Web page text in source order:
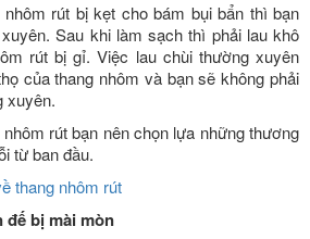
rút bị kẹt cho bám bụi bẩn thì bạn
Sau khi làm sạch thì phải lau khô
rút bị gỉ. Việc lau chùi thường xuyên
của thang nhôm và bạn sẽ không phải
xuyên.
rút bạn nên chọn lựa những thương
từ ban đầu.
thang nhôm rút
bị mài mòn